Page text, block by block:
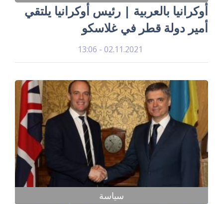
أوكرانيا بالعربية | رئيس أوكرانيا يلتقي
أمير دولة قطر في غلاسكو
02.11.2021 - 13:06
سياسة